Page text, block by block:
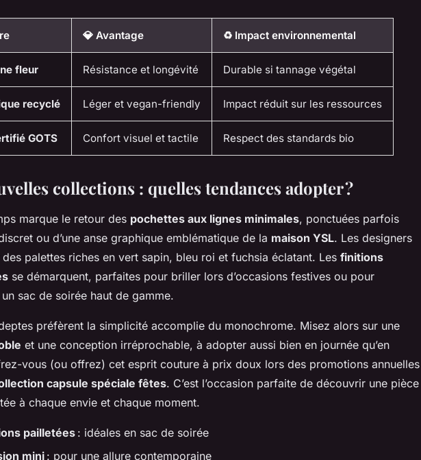
💎 Avantage ♻️ Impact environnemental
fleur Résistance et longévité Durable si tannage végétal
recyclé Léger et vegan-friendly Impact réduit sur les ressources
GOTS Confort visuel et tactile Respect des standards bio
collections : quelles tendances adopter ?
marque le retour des pochettes aux lignes minimales, ponctuées parfois
ou d’une anse graphique emblématique de la maison YSL. Les designers
des palettes riches en vert sapin, bleu roi et fuchsia éclatant. Les finitions
se démarquent, parfaites pour briller lors d’occasions festives ou pour
sac de soirée haut de gamme.
préfèrent la simplicité accomplie du monochrome. Misez alors sur une
et une conception irréprochable, à adopter aussi bien en journée qu’en
vous (ou offrez) cet esprit couture à prix doux lors des promotions annuelles
capsule spéciale fêtes. C’est l’occasion parfaite de découvrir une pièce
à chaque envie et chaque moment.
pailletées : idéales en sac de soirée
mini : pour une allure contemporaine